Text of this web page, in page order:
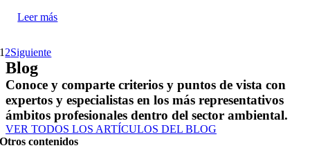
Leer más
1 2Siguiente
Blog
Conoce y comparte criterios y puntos de vista con
expertos y especialistas en los más representativos
ámbitos profesionales dentro del sector ambiental.
VER TODOS LOS ARTÍCULOS DEL BLOG
Otros contenidos